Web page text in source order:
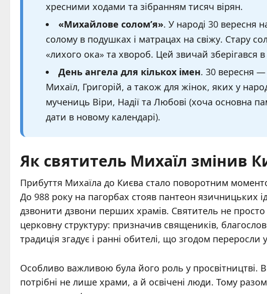
хресними ходами та зібранням тисяч вірян.
«Михайлове солом’я». У народі 30 вересня
солому в подушках і матрацах на свіжу. Стару
«лихого ока» та хвороб. Цей звичай зберігався в
День ангела для кількох імен. 30 вересня —
Михаїл, Григорій, а також для жінок, яких у
мучениць Віри, Надії та Любові (хоча основна
дати в новому календарі).
Як святитель Михаїл змінив
Прибуття Михаїла до Києва стало поворотним
До 988 року на пагорбах стояв пантеон язичницьких
дзвонити дзвони перших храмів. Святитель не
церковну структуру: призначив священиків,
традиція згадує і ранні обителі, що згодом переросли
Особливо важливою була його роль у просвітництві.
потрібні не лише храми, а й освічені люди. Тому